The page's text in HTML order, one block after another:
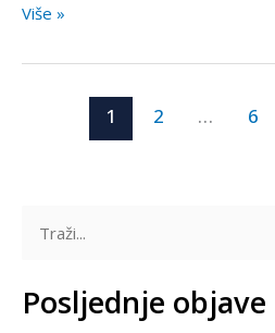
Više »
1 2 … 6
a
Posljednje objave